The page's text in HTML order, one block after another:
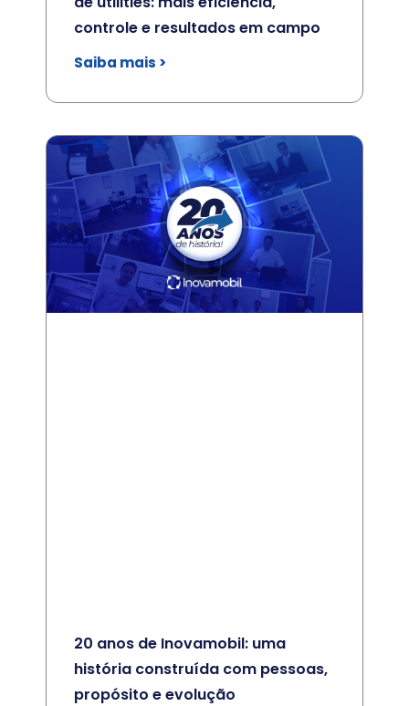
controle e resultados em campo
Saiba mais >
20 anos de Inovamobil: uma
história construída com pessoas,
propósito e evolução